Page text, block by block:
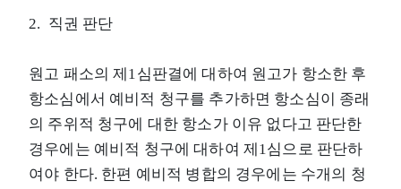
2. 직권 판단
원고 패소의 제1심판결에 대하여 원고가 항소한 후
항소심에서 예비적 청구를 추가하면 항소심이 종래
의 주위적 청구에 대한 항소가 이유 없다고 판단한
경우에는 예비적 청구에 대하여 제1심으로 판단하
여야 한다. 한편 예비적 병합의 경우에는 수개의 청